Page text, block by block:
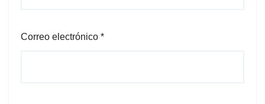
Correo electrónico *